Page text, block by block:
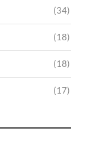
(34)
(18)
(18)
(17)